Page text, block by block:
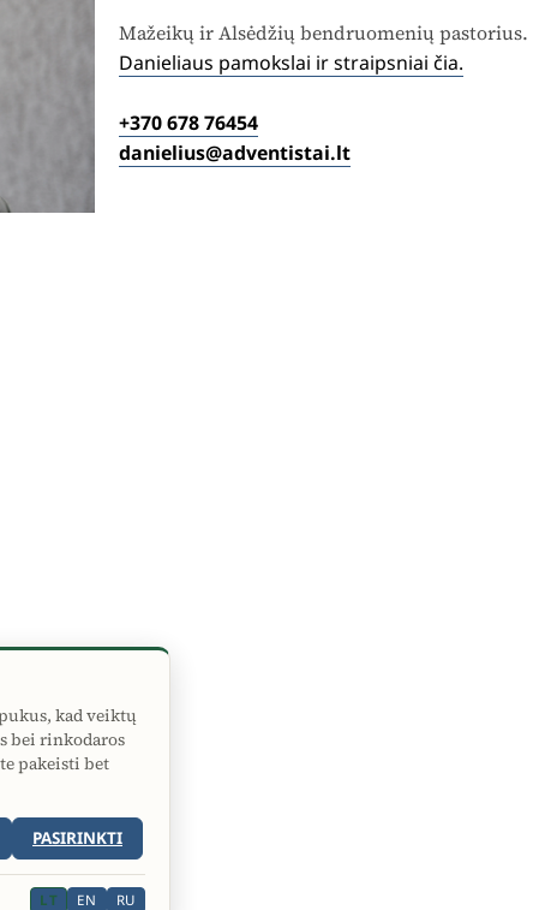
Mažeikų ir Alsėdžių bendruomenių pastorius.
Danieliaus pamokslai ir straipsniai čia.
+370 678 76454
danielius@adventistai.lt
kad veiktų
bei rinkodaros
pakeisti bet
PASIRINKTI
LT EN RU